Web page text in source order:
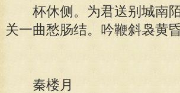
杯休侧。为君送别城南陌
关一曲愁肠结。吟鞭斜袅黄
秦楼月